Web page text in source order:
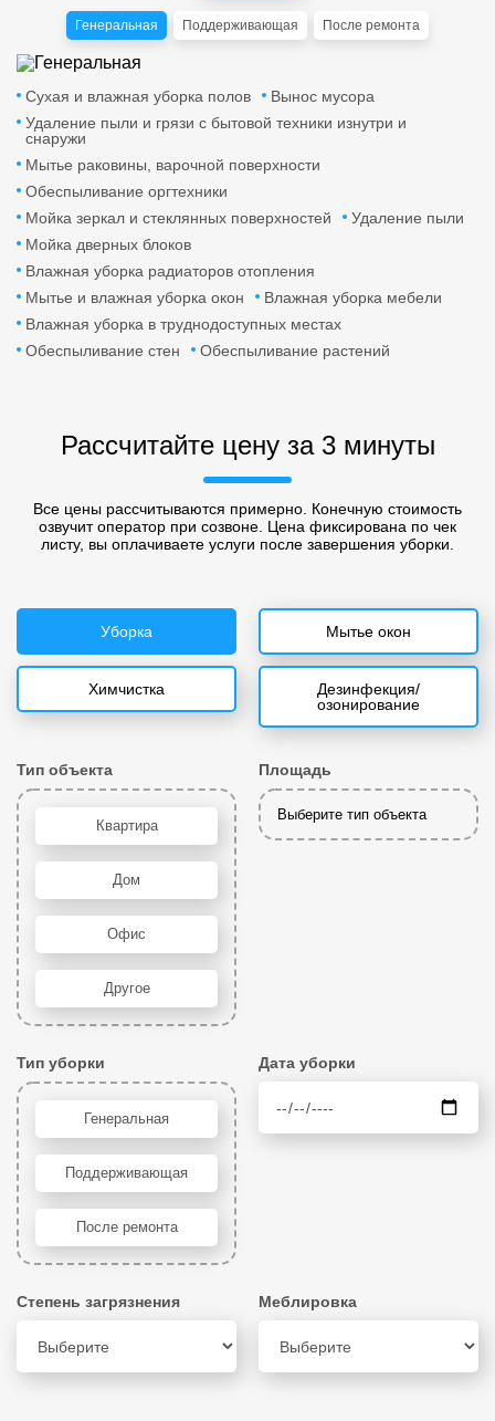
Генеральная Поддерживающая После ремонта
Сухая и влажная уборка полов
Вынос мусора
Удаление пыли и грязи с бытовой техники изнутри и
снаружи
Мытье раковины, варочной поверхности
Обеспыливание оргтехники
Мойка зеркал и стеклянных поверхностей
Удаление пыли
Мойка дверных блоков
Влажная уборка радиаторов отопления
Мытье и влажная уборка окон
Влажная уборка мебели
Влажная уборка в труднодоступных местах
Обеспыливание стен
Обеспыливание растений
Рассчитайте цену за 3 минуты
Все цены рассчитываются примерно. Конечную стоимость
озвучит оператор при созвоне. Цена фиксирована по чек
листу, вы оплачиваете услуги после завершения уборки.
Уборка Мытье окон
Химчистка
Дезинфекция/
озонирование
Тип объекта
Квартира
Дом
Офис
Другое
Площадь
Выберите тип объекта
Тип уборки
Генеральная
Поддерживающая
После ремонта
Дата уборки
Степень загрязнения Меблировка